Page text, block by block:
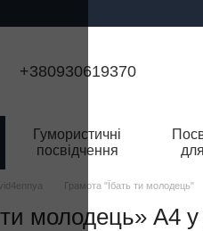
+380930619370
Гумористичні
посвідчення
Грамота "Їбать ти молодець"
молодець» А4 у